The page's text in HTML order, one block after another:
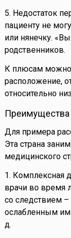
5. Недостаток
пациенту не
или нянечку.
родственников.
К плюсам можно
расположение,
относительно
Преимущества
Для примера
Эта страна
медицинского
1. Комплексная
врачи во время
со следствием
ослабленным
д.